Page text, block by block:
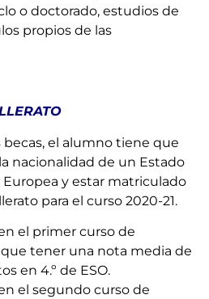
o doctorado, estudios de
propios de las
becas, el alumno tiene que
nacionalidad de un Estado
y estar matriculado
para el curso 2020-21.
el primer curso de
tener una nota media de
en 4.º de ESO.
el segundo curso de